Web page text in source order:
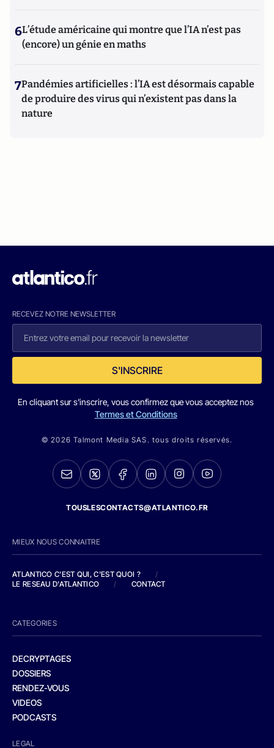
6L’étude américaine qui montre que l’IA n’est pas
(encore) un génie en maths
7Pandémies artificielles : l’IA est désormais capable
de produire des virus qui n’existent pas dans la
nature
RECEVEZ NOTRE NEWSLETTER
S'INSCRIRE
En cliquant sur s'inscrire, vous confirmez que vous acceptez nos
Termes et Conditions
© 2026 Talmont Media SAS. tous droits réservés.
TOUSLESCONTACTS@ATLANTICO.FR
MIEUX NOUS CONNAITRE
ATLANTICO C'EST QUI, C'EST QUOI ?
/
LE RESEAU D'ATLANTICO
/ CONTACT
CATEGORIES
DECRYPTAGES
DOSSIERS
RENDEZ-VOUS
VIDEOS
PODCASTS
LEGAL